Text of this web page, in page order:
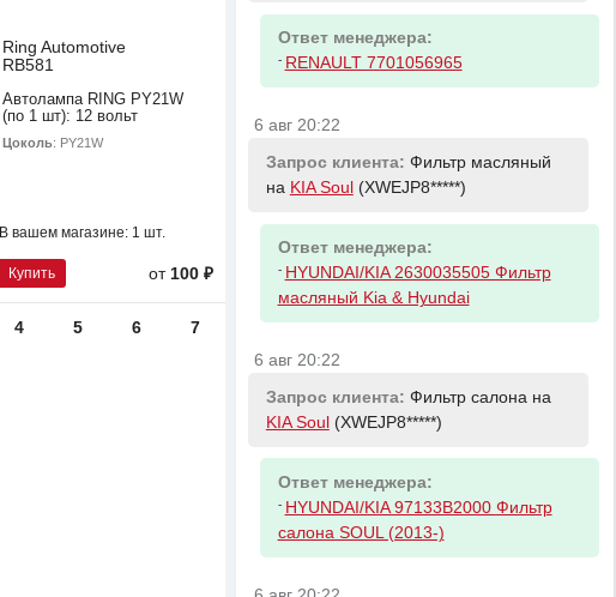
Ring Automotive
RB581
Автолампа RING PY21W
(по 1 шт): 12 вольт
Цоколь: PY21W
В вашем магазине: 1 шт.
Купить от 100 ₽
4 5 6 7
Ответ менеджера:
- RENAULT 7701056965
6 авг 20:22
Запрос клиента: Фильтр масляный
на KIA Soul (XWEJP8*****)
Ответ менеджера:
- HYUNDAI/KIA 2630035505 Фильтр
масляный Kia & Hyundai
6 авг 20:22
Запрос клиента: Фильтр салона на
KIA Soul (XWEJP8*****)
Ответ менеджера:
- HYUNDAI/KIA 97133B2000 Фильтр
салона SOUL (2013-)